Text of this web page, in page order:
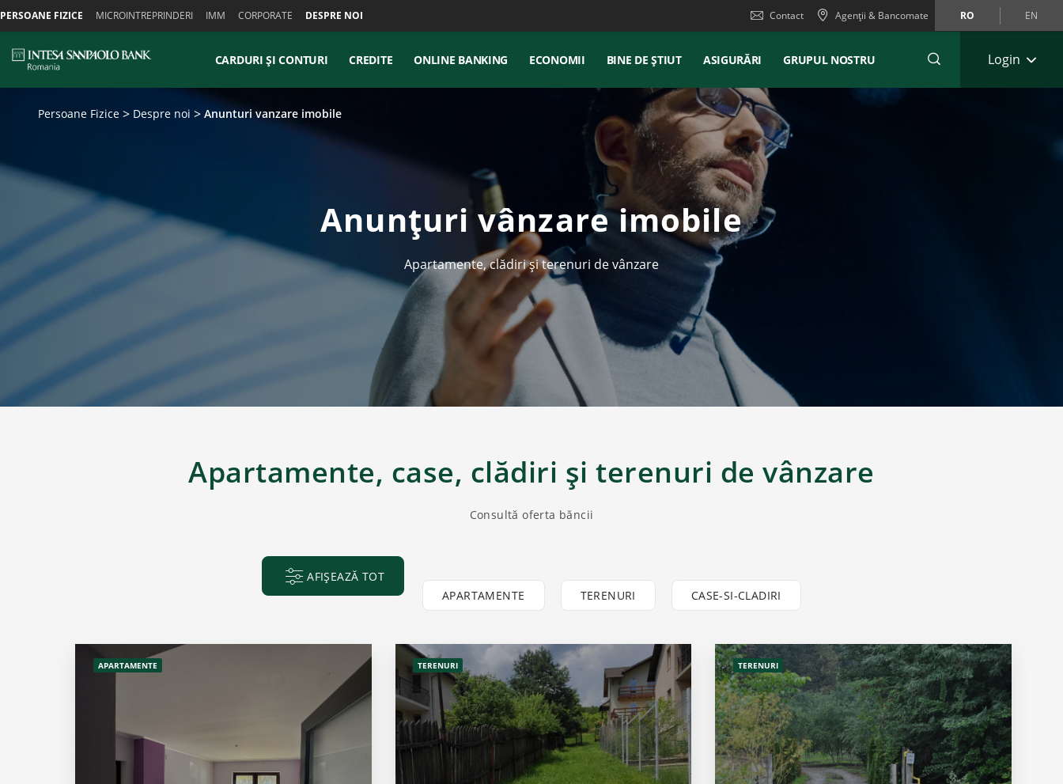
PERSOANE FIZICE MICROINTREPRINDERI IMM CORPORATE DESPRE NOI Contact Agenții & Bancomate RO EN
CARDURI ȘI CONTURI CREDITE ONLINE BANKING ECONOMII BINE DE ȘTIUT ASIGURĂRI GRUPUL NOSTRU Login
Persoane Fizice Despre noi Anunturi vanzare imobile
Anunțuri vânzare imobile
Apartamente, clădiri și terenuri de vânzare
Apartamente, case, clădiri și terenuri de vânzare
Consultă oferta băncii
AFIȘEAZĂ TOT
APARTAMENTE
TERENURI CASE-SI-CLADIRI
APARTAMENTE TERENURI TERENURI